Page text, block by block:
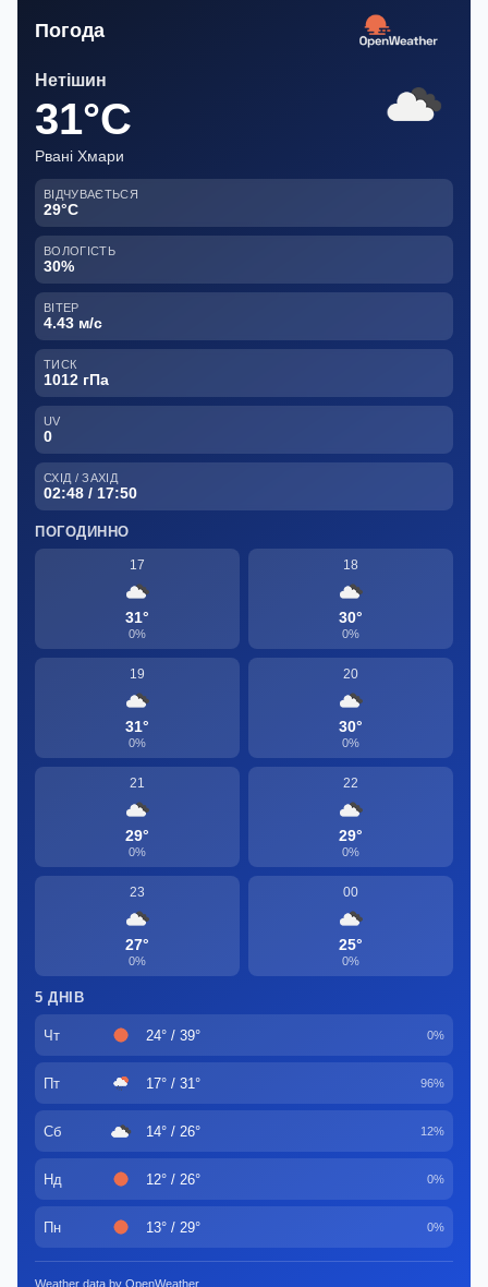
Погода
Нетішин
31°C
Рвані Хмари
ВІДЧУВАЄТЬСЯ
29°C
ВОЛОГІСТЬ
30%
ВІТЕР
4.43 м/с
ТИСК
1012 гПа
UV
0
СХІД / ЗАХІД
02:48 / 17:50
ПОГОДИННО
17
31°
0%
18
30°
0%
19
31°
0%
20
30°
0%
21
29°
0%
22
29°
0%
23
27°
0%
00
25°
0%
5 ДНІВ
Чт 24° / 39° 0%
Пт 17° / 31° 96%
Сб 14° / 26° 12%
Нд 12° / 26° 0%
Пн 13° / 29° 0%
Weather data by OpenWeather